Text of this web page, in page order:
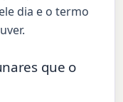
dia e o termo
que o